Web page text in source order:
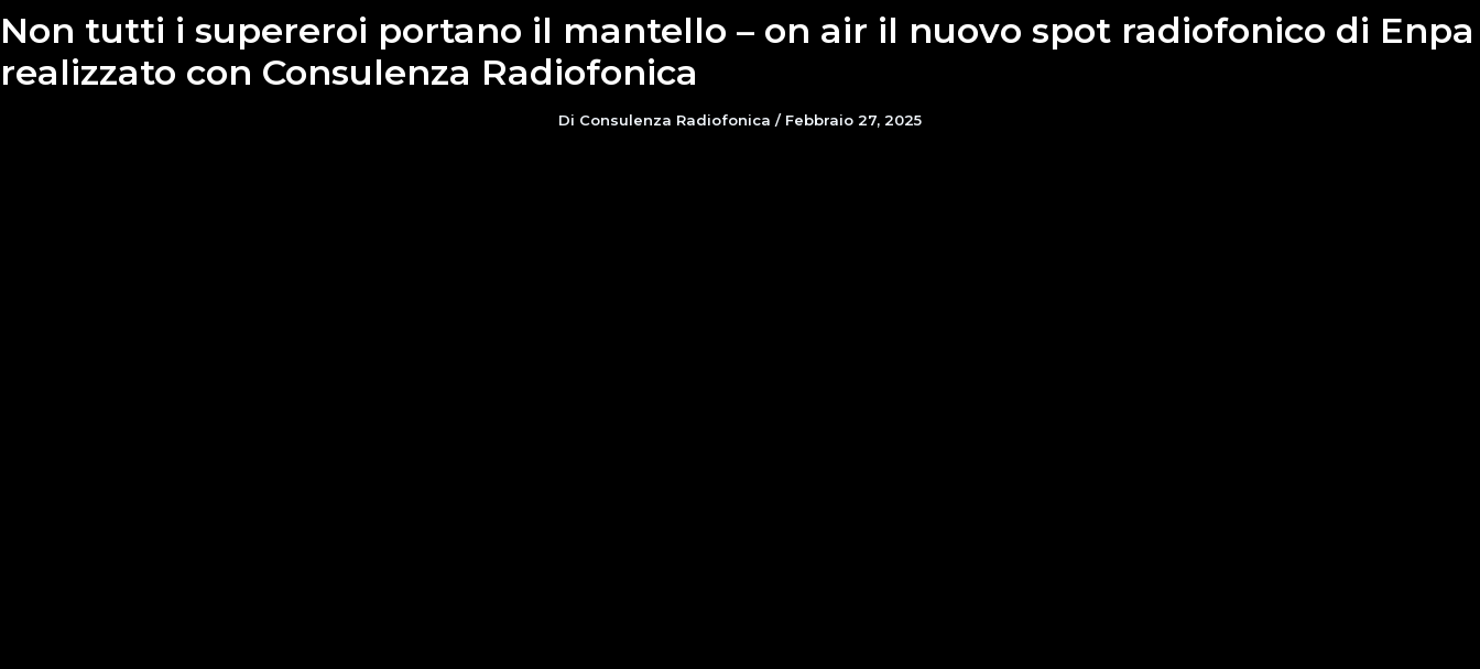
Non tutti i supereroi portano il mantello – on air il nuovo spot radiofonico di Enpa
realizzato con Consulenza Radiofonica
Di Consulenza Radiofonica / Febbraio 27, 2025